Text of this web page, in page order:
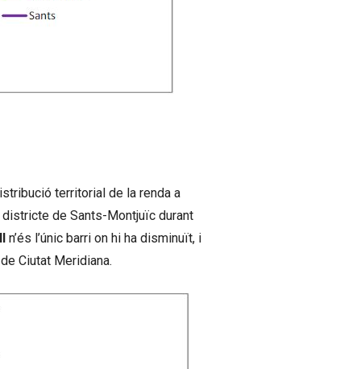
territorial de la renda a
de Sants-Montjuïc durant
n’és l’únic barri on hi ha disminuït, i
Ciutat Meridiana.